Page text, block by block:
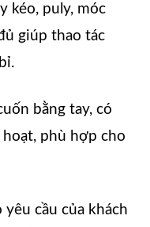
kéo, puly, móc
giúp thao tác
bằng tay, có
phù hợp cho
cầu của khách